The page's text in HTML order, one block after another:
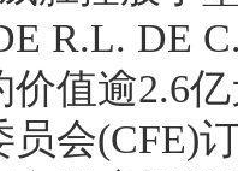
R.L. DE
价值逾2.6
员会(CFE)